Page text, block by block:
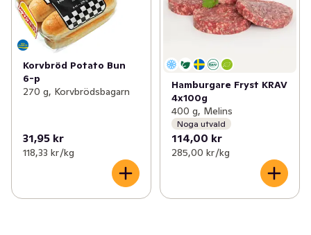
Korvbröd Potato Bun
6-p
270 g, Korvbrödsbagarn
31,95 kr
118,33 kr /kg
Hamburgare Fryst KRAV
4x100g
400 g, Melins
Noga utvald
114,00 kr
285,00 kr /kg